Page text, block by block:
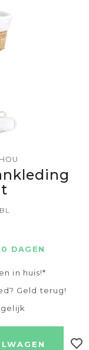
DAGEN
in huis!*
Geld terug!